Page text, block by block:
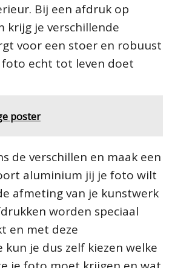
Bij een afdruk op
krijg je verschillende
voor een stoer en robuust
echt tot leven doet
poster
de verschillen en maak een
aluminium jij je foto wilt
afmeting van je kunstwerk
worden speciaal
en met deze
kun je dus zelf kiezen welke